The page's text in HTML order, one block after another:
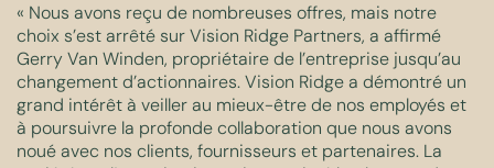
« Nous avons reçu de nombreuses offres, mais notre
choix s’est arrêté sur Vision Ridge Partners, a affirmé
Gerry Van Winden, propriétaire de l’entreprise jusqu’au
changement d’actionnaires. Vision Ridge a démontré un
grand intérêt à veiller au mieux-être de nos employés et
à poursuivre la profonde collaboration que nous avons
noué avec nos clients, fournisseurs et partenaires. La